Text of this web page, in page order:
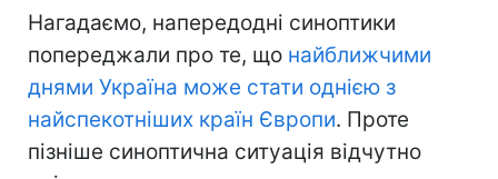
Нагадаємо, напередодні синоптики
попереджали про те, що найближчими
днями Україна може стати однією з
найспекотніших країн Європи. Проте
пізніше синоптична ситуація відчутно